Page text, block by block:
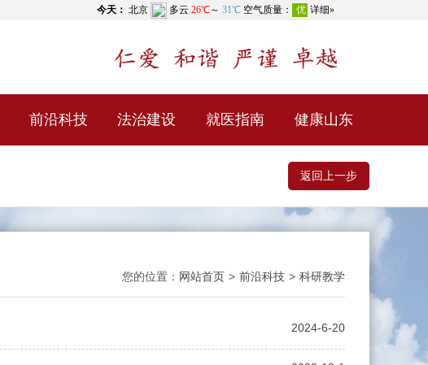
前沿科技 法治建设 就医指南 健康山东
返回上一步
您的位置： 网站首页 > 前沿科技 > 科研教学
2024-6-20